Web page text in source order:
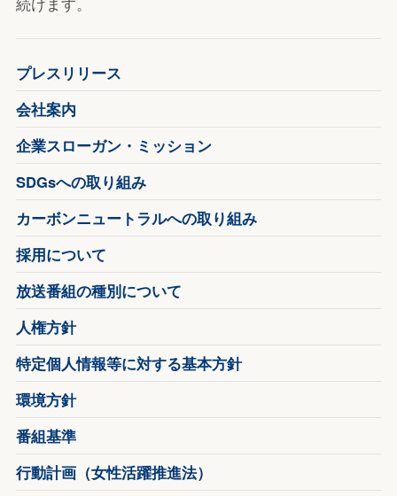
プレスリリース
会社案内
企業スローガン・ミッション
SDGsへの取り組み
カーボンニュートラルへの取り組み
採用について
放送番組の種別について
人権方針
特定個人情報等に対する基本方針
環境方針
番組基準
行動計画（女性活躍推進法）